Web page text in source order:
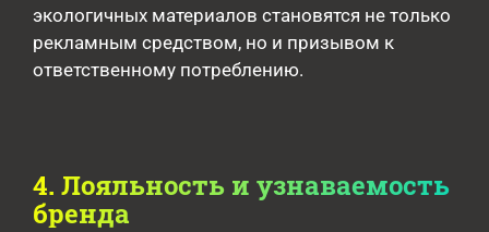
экологичных материалов становятся не только
рекламным средством, но и призывом к
ответственному потреблению.
4. Лояльность и узнаваемость
бренда